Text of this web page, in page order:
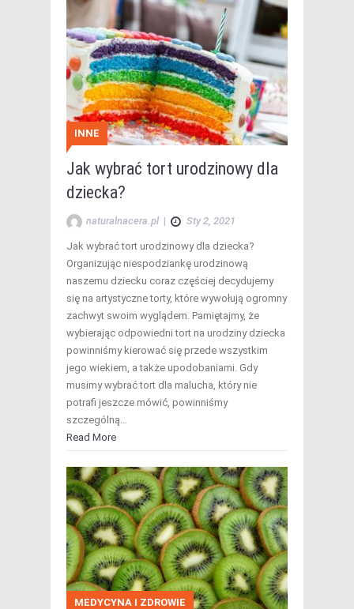
INNE
Jak wybrać tort urodzinowy dla
dziecka?
naturalnacera.pl | Sty 2, 2021
Jak wybrać tort urodzinowy dla dziecka?
Organizując niespodziankę urodzinową
naszemu dziecku coraz częściej decydujemy
się na artystyczne torty, które wywołują ogromny
zachwyt swoim wyglądem. Pamiętajmy, że
wybierając odpowiedni tort na urodziny dziecka
powinniśmy kierować się przede wszystkim
jego wiekiem, a także upodobaniami. Gdy
musimy wybrać tort dla malucha, który nie
potrafi jeszcze mówić, powinniśmy
szczególną…
Read More
MEDYCYNA I ZDROWIE